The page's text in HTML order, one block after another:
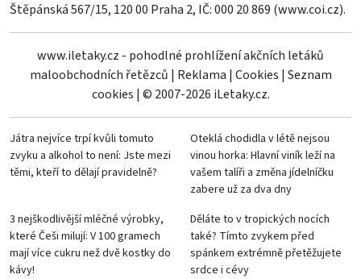
Štěpánská 567/15, 120 00 Praha 2, IČ: 000 20 869 (www.coi.cz).
www.iletaky.cz - pohodlné prohlížení akčních letáků
maloobchodních řetězců | Reklama | Cookies | Seznam
cookies | © 2007-2026 iLetaky.cz.
Játra nejvíce trpí kvůli tomuto
zvyku a alkohol to není: Jste mezi
těmi, kteří to dělají pravidelně?
Oteklá chodidla v létě nejsou
vinou horka: Hlavní viník leží na
vašem talíři a změna jídelníčku
zabere už za dva dny
3 nejškodlivější mléčné výrobky,
které Češi milují: V 100 gramech
mají více cukru než dvě kostky do
kávy!
Děláte to v tropických nocích
také? Tímto zvykem před
spánkem extrémně přetěžujete
srdce i cévy